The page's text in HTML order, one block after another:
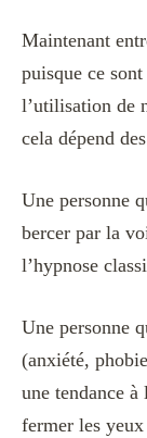
Maintenant
puisque ce
l’utilisation de
cela dépend
Une personne
bercer par la
l’hypnose
Une personne
(anxiété,
une tendance
fermer les